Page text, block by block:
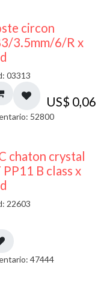
circon
3.5mm/6/R x
03313
US$ 0,06
52800
chaton crystal
PP11 B class x
22603
47444